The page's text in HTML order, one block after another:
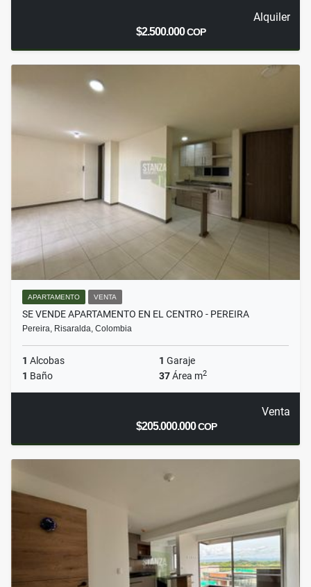
Alquiler
$2.500.000COP
APARTAMENTO VENTA
SE VENDE APARTAMENTO EN EL CENTRO - PEREIRA
Pereira, Risaralda, Colombia
1 Alcobas 1 Garaje
1 Baño 37Área m2
Venta
$205.000.000COP